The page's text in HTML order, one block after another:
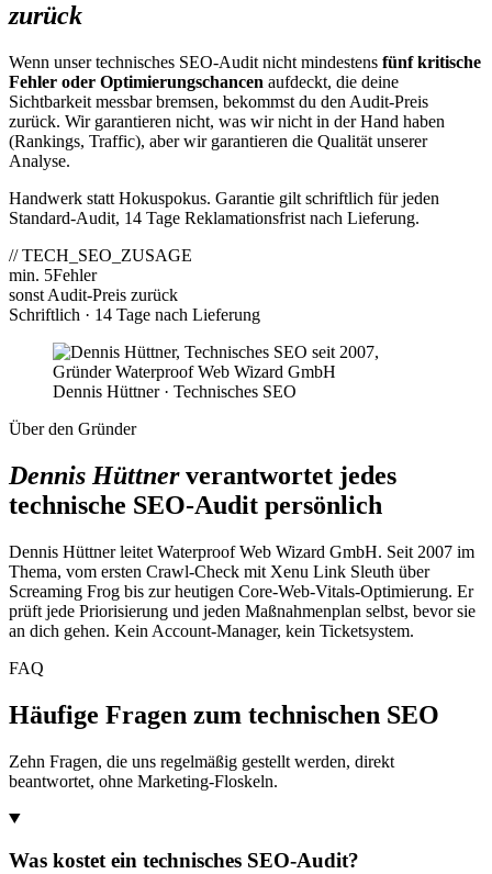
zurück
Wenn unser technisches SEO-Audit nicht mindestens fünf kritische
Fehler oder Optimierungschancen aufdeckt, die deine
Sichtbarkeit messbar bremsen, bekommst du den Audit-Preis
zurück. Wir garantieren nicht, was wir nicht in der Hand haben
(Rankings, Traffic), aber wir garantieren die Qualität unserer
Analyse.
Handwerk statt Hokuspokus. Garantie gilt schriftlich für jeden
Standard-Audit, 14 Tage Reklamationsfrist nach Lieferung.
// TECH_SEO_ZUSAGE
min. 5Fehler
sonst Audit-Preis zurück
Schriftlich · 14 Tage nach Lieferung
Dennis Hüttner · Technisches SEO
Über den Gründer
Dennis Hüttnerverantwortet jedes
technische SEO-Audit persönlich
Dennis Hüttner leitet Waterproof Web Wizard GmbH. Seit 2007 im
Thema, vom ersten Crawl-Check mit Xenu Link Sleuth über
Screaming Frog bis zur heutigen Core-Web-Vitals-Optimierung. Er
prüft jede Priorisierung und jeden Maßnahmenplan selbst, bevor sie
an dich gehen. Kein Account-Manager, kein Ticketsystem.
FAQ
Häufige Fragen zum technischen SEO
Zehn Fragen, die uns regelmäßig gestellt werden, direkt
beantwortet, ohne Marketing-Floskeln.
Was kostet ein technisches SEO-Audit?